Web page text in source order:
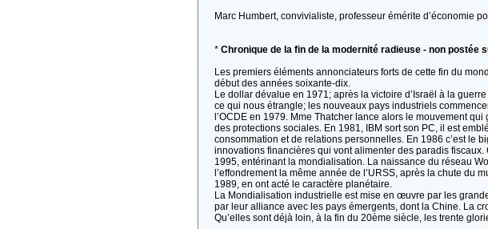
Marc Humbert, convivialiste, professeur émérite d’économie
* Chronique de la fin de la modernité radieuse - non postée
Les premiers éléments annonciateurs forts de cette fin du
début des années soixante-dix.
Le dollar dévalue en 1971; après la victoire d’Israël à la
ce qui nous étrangle; les nouveaux pays industriels
l’OCDE en 1979. Mme Thatcher lance alors le mouvement
des protections sociales. En 1981, IBM sort son PC, il est
consommation et de relations personnelles. En 1986 c’est le
innovations financières qui vont alimenter des paradis fiscaux.
1995, entérinant la mondialisation. La naissance du réseau
l’effondrement la même année de l’URSS, après la chute du
1989, en ont acté le caractère planétaire.
La Mondialisation industrielle est mise en œuvre par les
par leur alliance avec les pays émergents, dont la Chine. La
Qu’elles sont déjà loin, à la fin du 20ème siècle, les trente